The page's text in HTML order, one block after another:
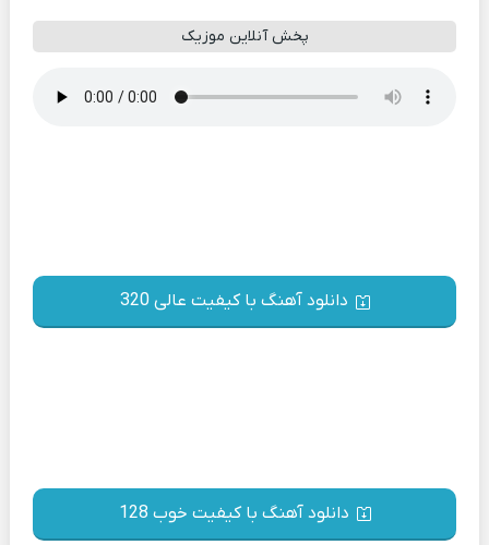
پخش آنلاین موزیک
دانلود آهنگ با کیفیت عالی 320
دانلود آهنگ با کیفیت خوب 128